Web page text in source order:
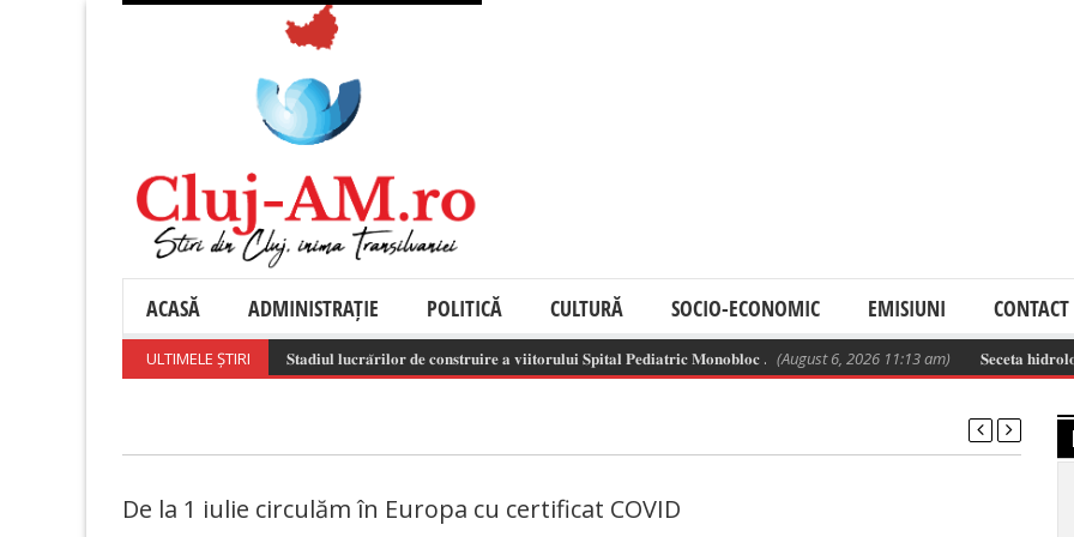
ACASĂ ADMINISTRAȚIE POLITICĂ CULTURĂ SOCIO-ECONOMIC EMISIUNI CONTACT
ULTIMELE ȘTIRI 𝐒𝐭𝐚𝐝𝐢𝐮𝐥 𝐥𝐮𝐜𝐫𝐚̆𝐫𝐢𝐥𝐨𝐫 𝐝𝐞 𝐜𝐨𝐧𝐬𝐭𝐫𝐮𝐢𝐫𝐞 𝐚 𝐯𝐢𝐢𝐭𝐨𝐫𝐮𝐥𝐮𝐢 𝐒𝐩𝐢𝐭𝐚𝐥 𝐏𝐞𝐝𝐢𝐚𝐭𝐫𝐢𝐜 𝐌𝐨𝐧𝐨𝐛𝐥𝐨𝐜 . (August 6, 2026 11:13 am) 𝐒𝐞𝐜𝐞𝐭𝐚
De la 1 iulie circulăm în Europa cu certificat COVID